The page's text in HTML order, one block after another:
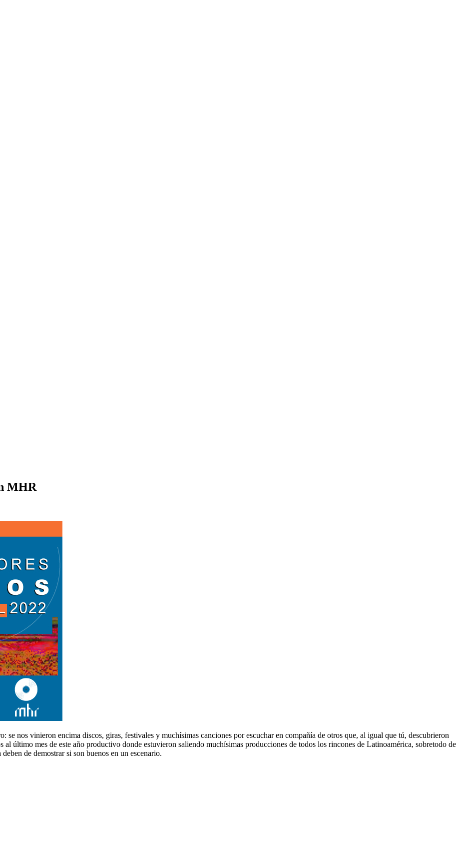
MHR
se nos vinieron encima discos, giras, festivales y muchísimas canciones por escuchar en compañía de otros que, al igual que tú, descubrieron
último mes de este año productivo donde estuvieron saliendo muchísimas producciones de todos los rincones de Latinoamérica, sobretodo de
de demostrar si son buenos en un escenario.